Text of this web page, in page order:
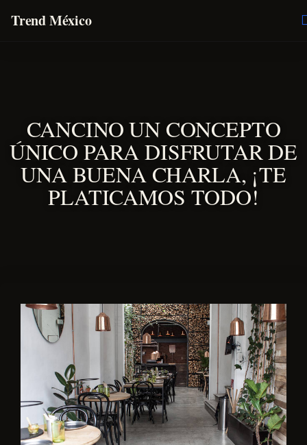
Trend México
CANCINO UN CONCEPTO
ÚNICO PARA DISFRUTAR DE
UNA BUENA CHARLA, ¡TE
PLATICAMOS TODO!